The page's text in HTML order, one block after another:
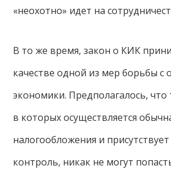
«неохотно» идет на
В то же время, закон о КИК
качестве одной из мер борьбы
экономики. Предполагалось,
в которых осуществляется
налогообложения и
контроль, никак не могут